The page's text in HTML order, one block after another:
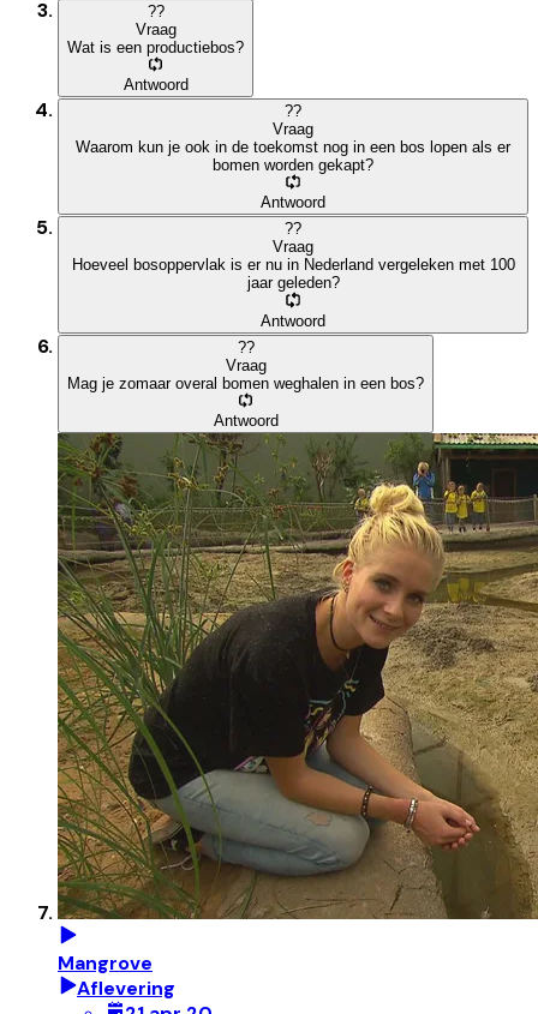
??
Vraag
Wat is een productiebos?
Antwoord
??
Vraag
Waarom kun je ook in de toekomst nog in een bos lopen als er
bomen worden gekapt?
Antwoord
??
Vraag
Hoeveel bosoppervlak is er nu in Nederland vergeleken met 100
jaar geleden?
Antwoord
??
Vraag
Mag je zomaar overal bomen weghalen in een bos?
Antwoord
Mangrove
Aflevering